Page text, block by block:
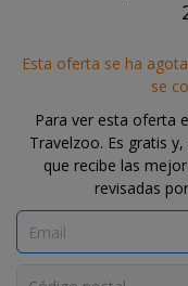
cena
Esta oferta se ha
se
Para ver esta oferta
Travelzoo. Es gratis
que recibe las
revisadas